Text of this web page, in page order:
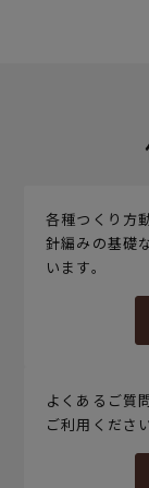
各種つくり方
針編みの基礎
います。
よくあるご質
ご利用くださ